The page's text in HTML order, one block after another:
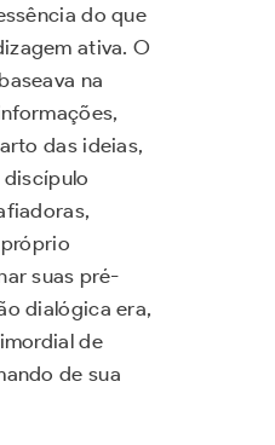
do que
ativa. O
na
das ideias,
suas pré-
dialógica era,
de
de sua